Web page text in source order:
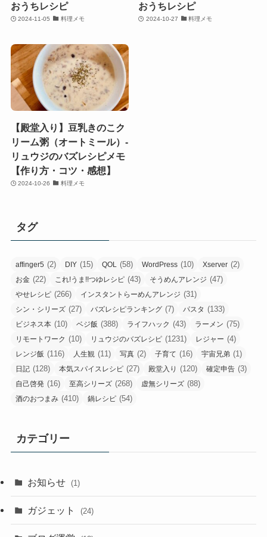
おうちレシピ
2024-11-05 料理メモ
おうちレシピ
2024-10-27 料理メモ
【殿堂入り】豆乳きのこク
リーム粥（オートミール）-
リュウジのバズレシピメモ
【作り方・コツ・感想】
2024-10-26 料理メモ
タグ
affinger5 (2) DIY (15) QOL (58) WordPress (10) Xserver (2)
お金 (22) これ!うま!!つゆレシピ (43) そうめんアレンジ (47)
やせレシピ (266) インスタントらーめんアレンジ (31)
シン・シリーズ (27) バズレシピランキング (7) パスタ (133)
ビジネス本 (10) ベジ飯 (388) ライフハック (43) ラーメン (75)
リモートワーク (10) リュウジのバズレシピ (1231) レジャー (4)
レンジ飯 (116) 人生観 (11) 写真 (2) 子育て (16) 宇宙兄弟 (1)
日記 (128) 本気スパイスレシピ (27) 殿堂入り (120) 確定申告 (3)
自己啓発 (16) 至高シリーズ (268) 虚無シリーズ (88)
酒のおつまみ (410) 鍋レシピ (54)
カテゴリー
お知らせ (1)
ガジェット (24)